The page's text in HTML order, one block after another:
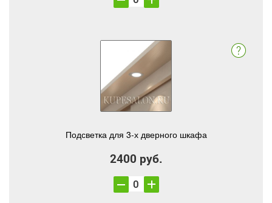
Подсветка для 3-х дверного шкафа
2400 руб.